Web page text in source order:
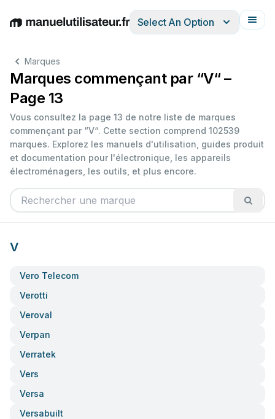
EnglishDeutschEspañolItalianoFrançais
Select An Option
Marques
Marques commençant par “V“ –
Page 13
Vous consultez la page 13 de notre liste de marques
commençant par “V“. Cette section comprend 102539
marques. Explorez les manuels d'utilisation, guides produit
et documentation pour l'électronique, les appareils
électroménagers, les outils, et plus encore.
V
Vero Telecom
Verotti
Veroval
Verpan
Verratek
Vers
Versa
Versabuilt